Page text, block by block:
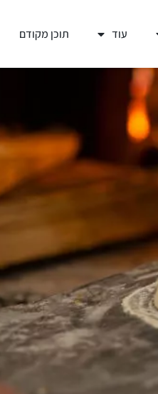
עוד תוכן מקודם